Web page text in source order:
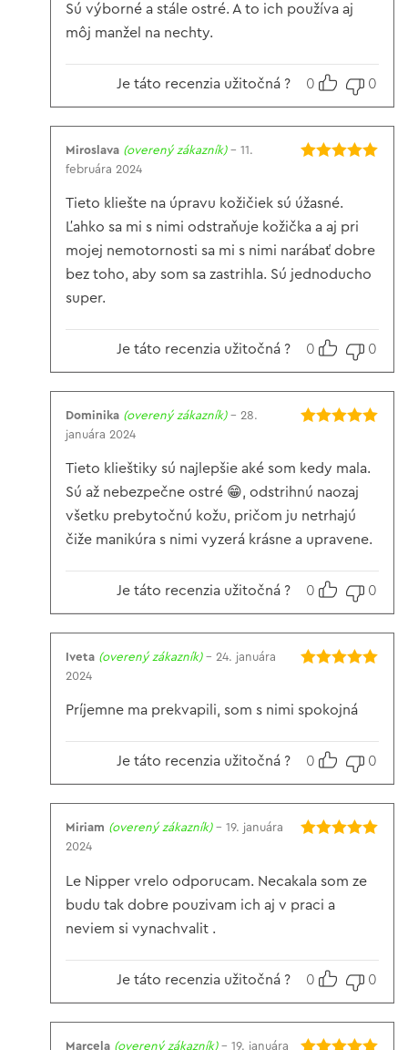
Sú výborné a stále ostré. A to ich používa aj
môj manžel na nechty.
Je táto recenzia užitočná ? 0 0
Miroslava (overený zákazník) – 11.
februára 2024
Tieto kliešte na úpravu kožičiek sú úžasné.
Ľahko sa mi s nimi odstraňuje kožička a aj pri
mojej nemotornosti sa mi s nimi narábať dobre
bez toho, aby som sa zastrihla. Sú jednoducho
super.
Je táto recenzia užitočná ? 0 0
Dominika (overený zákazník) – 28.
januára 2024
Tieto klieštiky sú najlepšie aké som kedy mala.
Sú až nebezpečne ostré 😁, odstrihnú naozaj
všetku prebytočnú kožu, pričom ju netrhajú
čiže manikúra s nimi vyzerá krásne a upravene.
Je táto recenzia užitočná ? 0 0
Iveta (overený zákazník) – 24. januára
2024
Príjemne ma prekvapili, som s nimi spokojná
Je táto recenzia užitočná ? 0 0
Miriam (overený zákazník) – 19. januára
2024
Le Nipper vrelo odporucam. Necakala som ze
budu tak dobre pouzivam ich aj v praci a
neviem si vynachvalit .
Je táto recenzia užitočná ? 0 0
Marcela (overený zákazník) – 19. januára